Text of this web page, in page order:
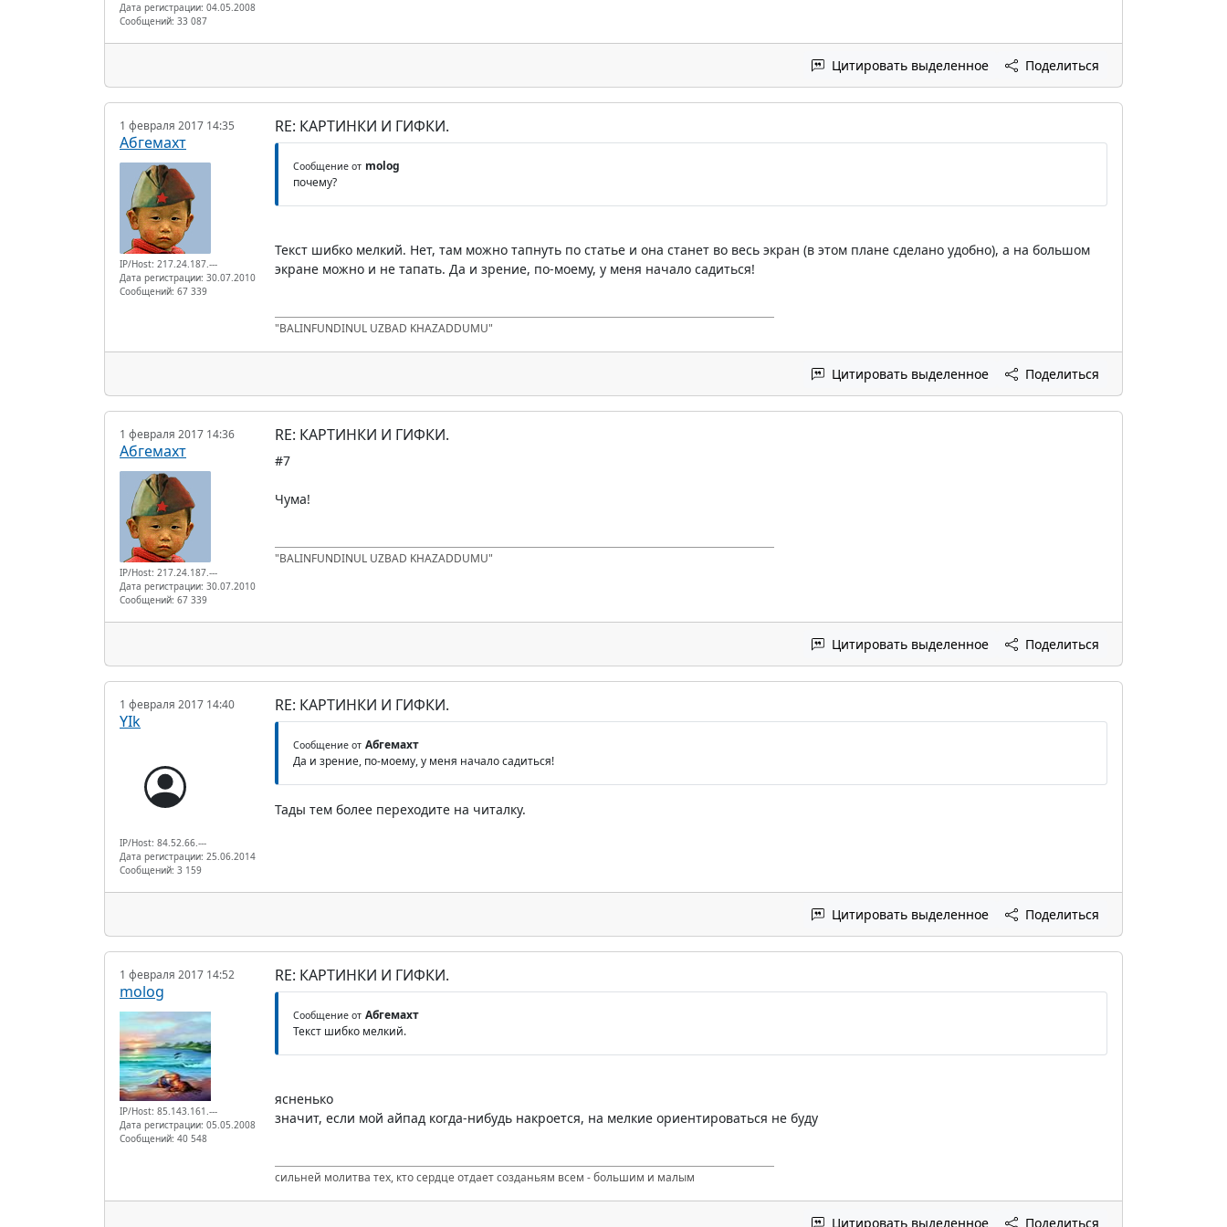
Дата регистрации: 04.05.2008
Сообщений: 33 087
Цитировать выделенное Поделиться
1 февраля 2017 14:35
Абгемахт
IP/Host: 217.24.187.---
Дата регистрации: 30.07.2010
Сообщений: 67 339
RE: КАРТИНКИ И ГИФКИ.
Сообщение от molog
почему?
Текст шибко мелкий. Нет, там можно тапнуть по статье и она станет во весь экран (в этом плане сделано удобно), а на большом
экране можно и не тапать. Да и зрение, по-моему, у меня начало садиться!
"BALINFUNDINUL UZBAD KHAZADDUMU"
Цитировать выделенное Поделиться
1 февраля 2017 14:36
Абгемахт
IP/Host: 217.24.187.---
Дата регистрации: 30.07.2010
Сообщений: 67 339
RE: КАРТИНКИ И ГИФКИ.
#7
Чума!
"BALINFUNDINUL UZBAD KHAZADDUMU"
Цитировать выделенное Поделиться
1 февраля 2017 14:40
YIk
IP/Host: 84.52.66.---
Дата регистрации: 25.06.2014
Сообщений: 3 159
RE: КАРТИНКИ И ГИФКИ.
Сообщение от Абгемахт
Да и зрение, по-моему, у меня начало садиться!
Тады тем более переходите на читалку.
Цитировать выделенное Поделиться
1 февраля 2017 14:52
molog
IP/Host: 85.143.161.---
Дата регистрации: 05.05.2008
Сообщений: 40 548
RE: КАРТИНКИ И ГИФКИ.
Сообщение от Абгемахт
Текст шибко мелкий.
ясненько
значит, если мой айпад когда-нибудь накроется, на мелкие ориентироваться не буду
сильней молитва тех, кто сердце отдает созданьям всем - большим и малым
Цитировать выделенное Поделиться